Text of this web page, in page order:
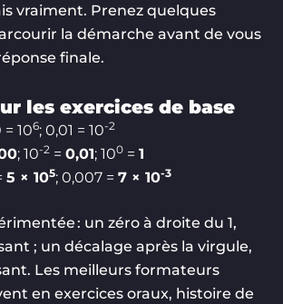
vraiment. Prenez quelques
la démarche avant de vous
finale.
les exercices de base
106; 0,01 = 10-2
; 10-2 = 0,01; 100 = 1
5 × 105; 0,007 = 7 × 10-3
: un zéro à droite du 1,
; un décalage après la virgule,
Les meilleurs formateurs
en exercices oraux, histoire de